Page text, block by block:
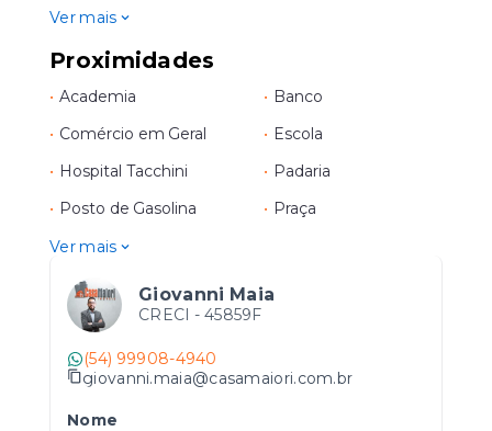
Ver mais
Proximidades
• Academia • Banco
• Comércio em Geral • Escola
• Hospital Tacchini • Padaria
• Posto de Gasolina • Praça
Ver mais
Giovanni Maia
CRECI - 45859F
(54) 99908-4940
giovanni.maia@casamaiori.com.br
Nome